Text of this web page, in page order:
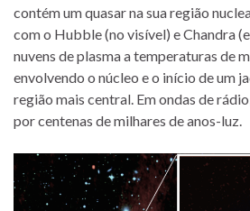
contém um quasar na sua região
com o Hubble (no visível) e Chandra
nuvens de plasma a temperaturas de
envolvendo o núcleo e o início de um
região mais central. Em ondas de
por centenas de milhares de anos-luz.